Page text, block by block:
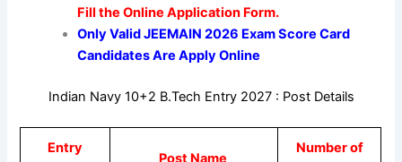
Fill the Online Application Form.
Only Valid JEEMAIN 2026 Exam Score Card
Candidates Are Apply Online
Indian Navy 10+2 B.Tech Entry 2027 : Post Details
Entry
Post Name
Number of